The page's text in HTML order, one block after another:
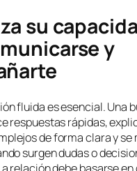
su
y
fluida es esencial. Una
respuestas rápidas,
de forma clara y se
surgen dudas o